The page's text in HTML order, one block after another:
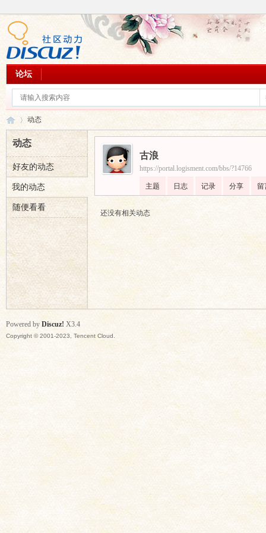
论坛
乐
思
会
›
动态
动态
好友的动态
我的动态
随便看看
古浪
https://portal.logisment.com/bbs/?14766
主题 日志 记录 分享 留
还没有相关动态
Powered by Discuz! X3.4
Copyright © 2001-2023, Tencent Cloud.